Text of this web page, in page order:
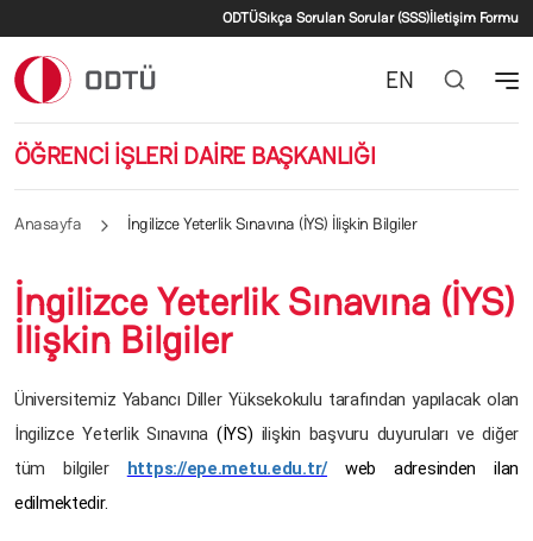
İkincil menü
ODTÜSıkça Sorulan Sorular (SSS)İletişim Formu
ÖĞRENCİ İŞLERİ DAİRE BAŞKANLIĞI
EN
Anasayfa İngilizce Yeterlik Sınavına (İYS) İlişkin Bilgiler
İngilizce Yeterlik Sınavına (İYS)
İlişkin Bilgiler
Üniversitemiz Yabancı Diller Yüksekokulu tarafından yapılacak olan
İngilizce Yeterlik Sınavına(İYS) ilişkin başvuru duyuruları ve diğer
tüm bilgiler https://epe.metu.edu.tr/web adresinden ilan
edilmektedir.